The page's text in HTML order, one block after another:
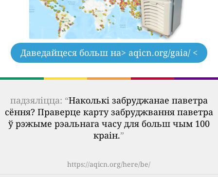
Даведайцеся больш на> aqicn.org/gaia/ <
падзяліцца: “Наколькі забруджанае паветра
сёння? Праверце карту забруджвання паветра
ў рэжыме рэальнага часу для больш чым 100
краін.”
https://aqicn.org/here/be/